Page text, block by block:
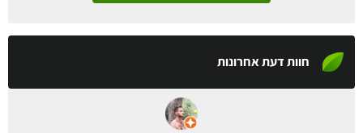
חוות דעת אחרונות